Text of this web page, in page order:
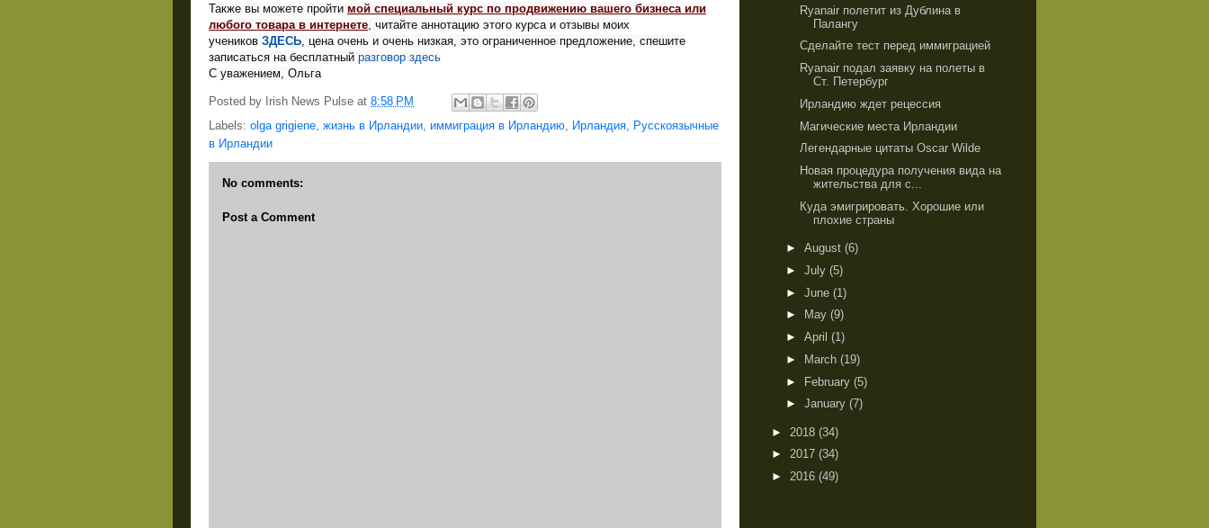
Также вы можете пройти мой специальный курс по продвижению вашего бизнеса или
любого товара в интернете, читайте аннотацию этого курса и отзывы моих
учеников ЗДЕСЬ, цена очень и очень низкая, это ограниченное предложение, спешите
записаться на бесплатный разговор здесь
С уважением, Ольга
Posted by Irish News Pulse at 8:58 PM
Labels: olga grigiene, жизнь в Ирландии, иммиграция в Ирландию, Ирландия, Русскоязычные
в Ирландии
No comments:
Post a Comment
Ryanair полетит из Дублина в
Палангу
Сделайте тест перед иммиграцией
Ryanair подал заявку на полеты в
Ст. Петербург
Ирландию ждет рецессия
Магические места Ирландии
Легендарные цитаты Oscar Wilde
Новая процедура получения вида на
жительства для с...
Куда эмигрировать. Хорошие или
плохие страны
► August (6)
► July (5)
► June (1)
►
May (9)
► April (1)
►
March (19)
► February (5)
► January (7)
► 2018 (34)
► 2017 (34)
► 2016 (49)